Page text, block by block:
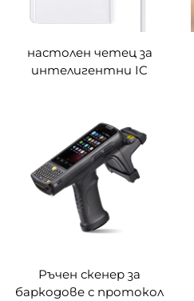
настолен четец за
интелигентни IC
NFC четец/записващо
устройство
Ръчен скенер за
баркодове с протокол